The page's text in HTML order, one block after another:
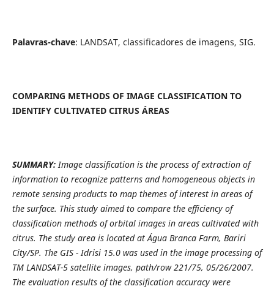
Palavras-chave: LANDSAT, classificadores de imagens, SIG.
COMPARING METHODS OF IMAGE CLASSIFICATION TO
IDENTIFY CULTIVATED CITRUS ÁREAS
SUMMARY:Image classification is the process of extraction of
information to recognize patterns and homogeneous objects in
remote sensing products to map themes of interest in areas of
the surface. This study aimed to compare the efficiency of
classification methods of orbital images in areas cultivated with
citrus. The study area is located at Água Branca Farm, Bariri
City/SP. The GIS - Idrisi 15.0 was used in the image processing of
TM LANDSAT-5 satellite images, path/row 221/75, 05/26/2007.
The evaluation results of the classification accuracy were